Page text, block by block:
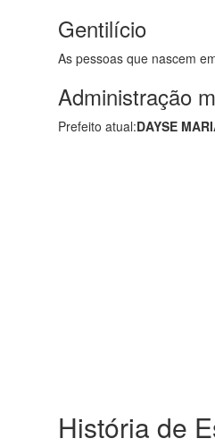
Gentilício
As pessoas que nascem
Administração
Prefeito atual:DAYSE
História de